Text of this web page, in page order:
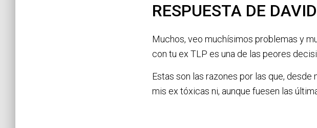
RESPUESTA DE DAVID
Muchos, veo muchísimos problemas y
con tu ex TLP es una de las peores
Estas son las razones por las que,
mis ex tóxicas ni, aunque fuesen las